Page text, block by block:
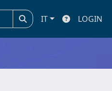
IT LOGIN